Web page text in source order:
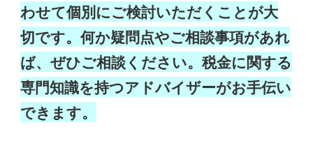
わせて個別にご検討いただくことが大
切です。何か疑問点やご相談事項があれ
ば、ぜひご相談ください。税金に関する
専門知識を持つアドバイザーがお手伝い
できます。